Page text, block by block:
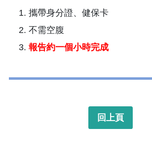
攜帶身分證、健保卡
不需空腹
報告約一個小時完成
回上頁